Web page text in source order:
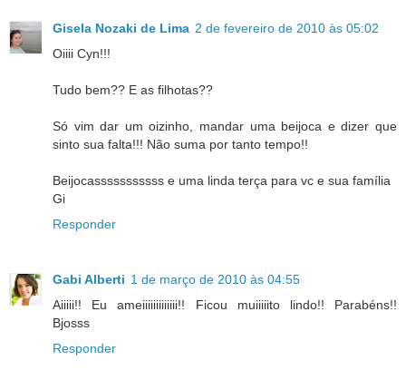
Gisela Nozaki de Lima 2 de fevereiro de 2010 às 05:02
Oiiii Cyn!!!
Tudo bem?? E as filhotas??
Só vim dar um oizinho, mandar uma beijoca e dizer que
sinto sua falta!!! Não suma por tanto tempo!!
Beijocasssssssssss e uma linda terça para vc e sua família
Gi
Responder
Gabi Alberti 1 de março de 2010 às 04:55
Aiiiii!! Eu ameiiiiiiiiiiiii!! Ficou muiiiiito lindo!! Parabéns!!
Bjosss
Responder